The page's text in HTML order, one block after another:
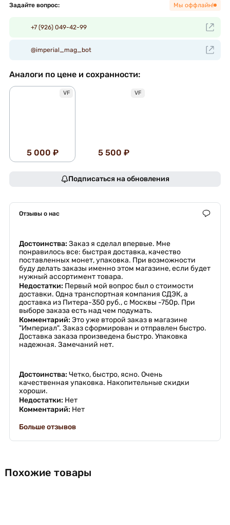
Задайте вопрос: Мы оффлайн!
+7 (926) 049-42-99
@imperial_mag_bot
Аналоги по цене и сохранности:
VF
5 000 ₽
VF
5 500 ₽
Подписаться на обновления
Отзывы о нас
Достоинства: Заказ я сделал впервые. Мне
понравилось все: быстрая доставка, качество
поставленных монет, упаковка. При возможности
буду делать заказы именно этом магазине, если будет
нужный ассортимент товара.
Недостатки: Первый мой вопрос был о стоимости
доставки. Одна транспортная компания СДЭК, а
доставка из Питера-350 руб., с Москвы -750р. При
выборе заказа есть над чем подумать.
Комментарий: Это уже второй заказ в магазине
"Империал". Заказ сформирован и отправлен быстро.
Доставка заказа произведена быстро. Упаковка
надежная. Замечаний нет.
Достоинства: Четко, быстро, ясно. Очень
качественная упаковка. Накопительные скидки
хороши.
Недостатки: Нет
Комментарий: Нет
Больше отзывов
Похожие товары